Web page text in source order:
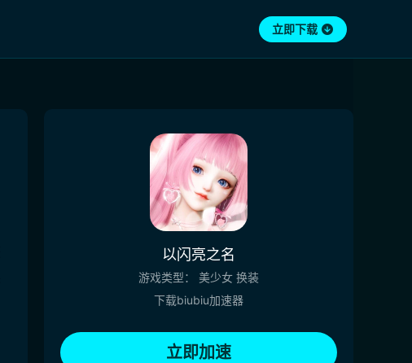
立即下载
以闪亮之名
游戏类型： 美少女 换装
下载biubiu加速器
立即加速